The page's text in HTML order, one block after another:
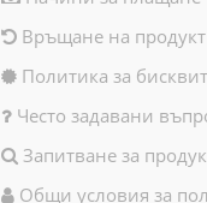
Връщане на продукт
Политика за
Често задавани
Запитване за
Общи условия за